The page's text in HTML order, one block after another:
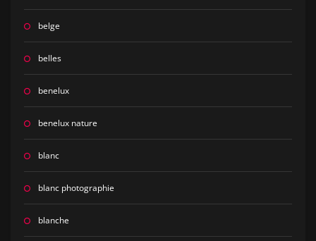
belge
belles
benelux
benelux nature
blanc
blanc photographie
blanche